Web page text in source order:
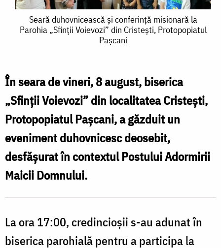
Seară
duhovnicească
misionară
la
Parohia
„Sfinții
Voievozi”
din
Pașcani
Seară duhovnicească și conferință misionară la
Parohia „Sfinții Voievozi” din Cristești, Protopopiatul
Pașcani
În seara de vineri, 8 august, biserica
„Sfinții Voievozi” din localitatea Cristești,
Protopopiatul Pașcani, a găzduit un
eveniment duhovnicesc deosebit,
desfășurat în contextul Postului Adormirii
Maicii Domnului.
La ora 17:00, credincioșii s-au adunat în
biserica parohială pentru a participa la